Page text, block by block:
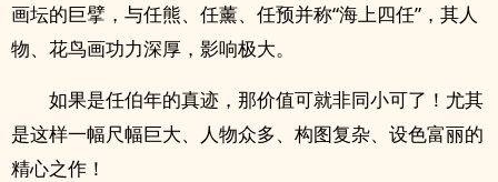
画坛的巨擘，与任熊、任薰、任预并称“海上四任”，其人
物、花鸟画功力深厚，影响极大。
如果是任伯年的真迹，那价值可就非同小可了！尤其
是这样一幅尺幅巨大、人物众多、构图复杂、设色富丽的
精心之作！